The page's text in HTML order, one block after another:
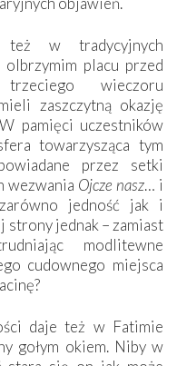
też w tradycyjnych
placu przed
wieczoru
zaszczytną okazję
pamięci uczestników
towarzysząca tym
przez setki
wezwania Ojcze nasz… i
jedność jak i
strony jednak – zamiast
modlitewne
cudownego miejsca
daje też w Fatimie
gołym okiem. Niby w